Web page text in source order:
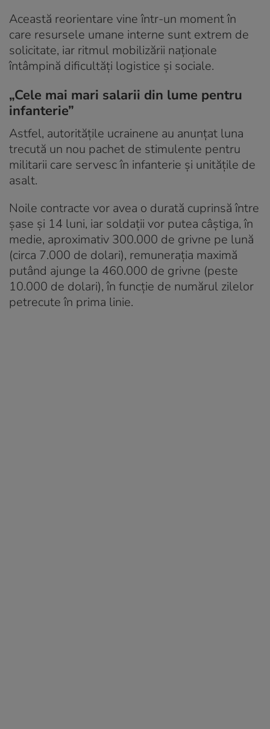
Această reorientare vine într-un moment în
care resursele umane interne sunt extrem de
solicitate, iar ritmul mobilizării naționale
întâmpină dificultăți logistice și sociale.
„Cele mai mari salarii din lume pentru
infanterie”
Astfel, autoritățile ucrainene au anunțat luna
trecută un nou pachet de stimulente pentru
militarii care servesc în infanterie și unitățile de
asalt.
Noile contracte vor avea o durată cuprinsă între
șase și 14 luni, iar soldații vor putea câștiga, în
medie, aproximativ 300.000 de grivne pe lună
(circa 7.000 de dolari), remunerația maximă
putând ajunge la 460.000 de grivne (peste
10.000 de dolari), în funcție de numărul zilelor
petrecute în prima linie.